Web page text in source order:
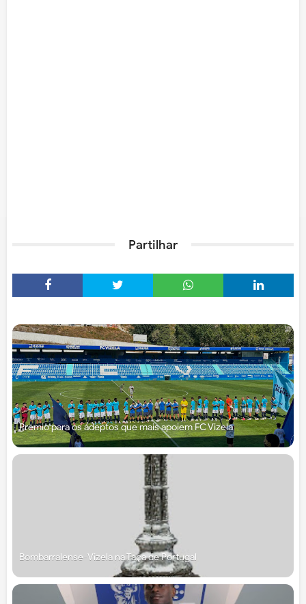
Partilhar
Prémio para os adeptos que mais apoiem FC Vizela
Bombarralense-Vizela na Taça de Portugal